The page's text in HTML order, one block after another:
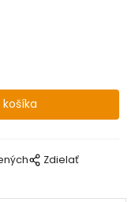
Zdielať